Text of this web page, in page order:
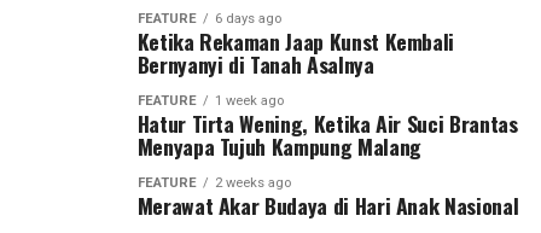
FEATURE 6 days ago
Ketika Rekaman Jaap Kunst Kembali
Bernyanyi di Tanah Asalnya
FEATURE 1 week ago
Hatur Tirta Wening, Ketika Air Suci Brantas
Menyapa Tujuh Kampung Malang
FEATURE 2 weeks ago
Merawat Akar Budaya di Hari Anak Nasional